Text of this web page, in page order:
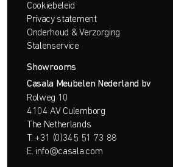
Cookiebeleid
Privacy statement
Onderhoud & Verzorging
Stalenservice
Showrooms
Casala Meubelen Nederland bv
Rolweg 10
4104 AV Culemborg
The Netherlands
T. +31 (0)345 51 73 88
E. info@casala.com